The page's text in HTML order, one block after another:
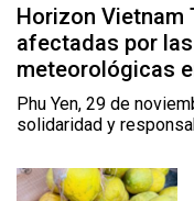
Horizon Vietnam
afectadas por
meteorológicas
Phu Yen, 29 de
solidaridad y